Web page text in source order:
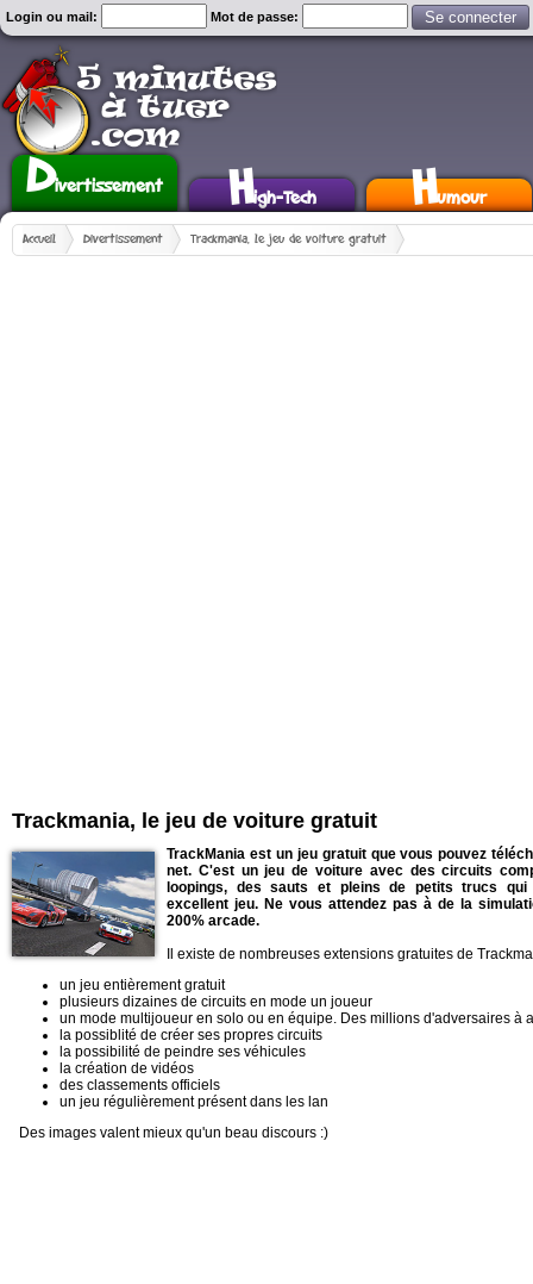
Login ou mail: Mot de passe:
Divertissement High-Tech Humour
Accueil Divertissement Trackmania, le jeu de voiture gratuit
Trackmania, le jeu de voiture gratuit
TrackMania est un jeu gratuit que vous pouvez
net. C'est un jeu de voiture avec des circuits
loopings, des sauts et pleins de petits trucs
excellent jeu. Ne vous attendez pas à de la
200% arcade.
Il existe de nombreuses extensions gratuites de
un jeu entièrement gratuit
plusieurs dizaines de circuits en mode un joueur
un mode multijoueur en solo ou en équipe. Des millions d'adversaires à
la possiblité de créer ses propres circuits
la possibilité de peindre ses véhicules
la création de vidéos
des classements officiels
un jeu régulièrement présent dans les lan
Des images valent mieux qu'un beau discours :)